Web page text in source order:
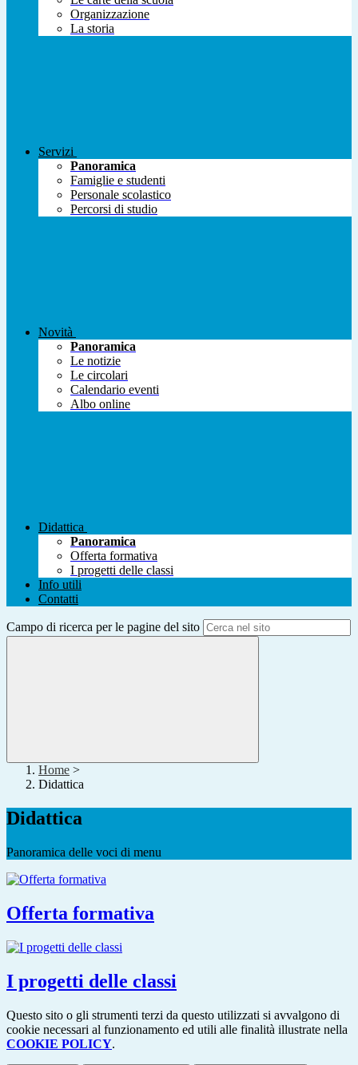
Organizzazione
La storia
Servizi
Panoramica
Famiglie e studenti
Personale scolastico
Percorsi di studio
Novità
Panoramica
Le notizie
Le circolari
Calendario eventi
Albo online
Didattica
Panoramica
Offerta formativa
I progetti delle classi
Info utili
Contatti
Campo di ricerca per le pagine del sito
Home >
Didattica
Didattica
Panoramica delle voci di menu
Offerta formativa
I progetti delle classi
Questo sito o gli strumenti terzi da questo utilizzati si avvalgono di
cookie necessari al funzionamento ed utili alle finalità illustrate nella
COOKIE POLICY.